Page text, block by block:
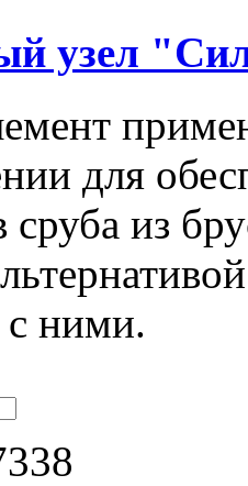
узел
для
из
с ними.